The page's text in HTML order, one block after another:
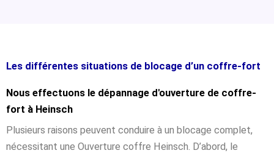
Les différentes situations de blocage d’un coffre-fort
Nous effectuons le dépannage d'ouverture de coffre-
fort à Heinsch
Plusieurs raisons peuvent conduire à un blocage complet,
nécessitant une Ouverture coffre Heinsch. D’abord, le